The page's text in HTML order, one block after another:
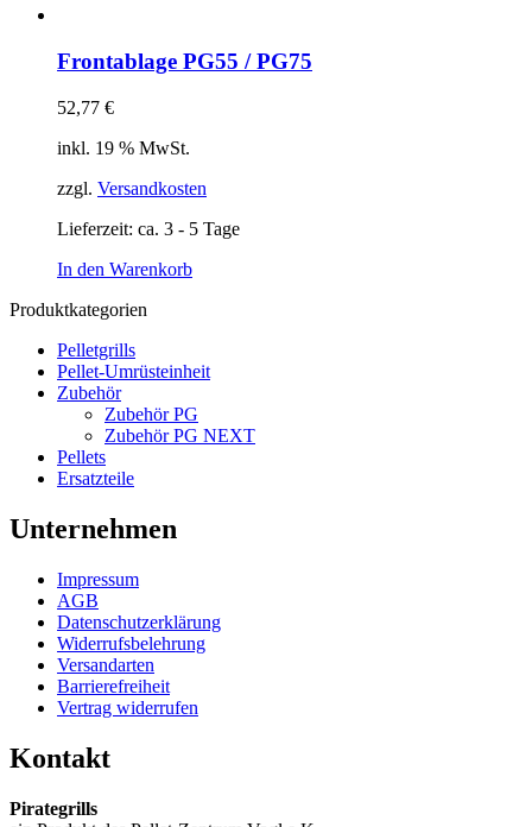
Frontablage PG55 / PG75
52,77 €
inkl. 19 % MwSt.
zzgl. Versandkosten
Lieferzeit: ca. 3 - 5 Tage
In den Warenkorb
Produktkategorien
Pelletgrills
Pellet-Umrüsteinheit
Zubehör
Zubehör PG
Zubehör PG NEXT
Pellets
Ersatzteile
Unternehmen
Impressum
AGB
Datenschutzerklärung
Widerrufsbelehrung
Versandarten
Barrierefreiheit
Vertrag widerrufen
Kontakt
Pirategrills